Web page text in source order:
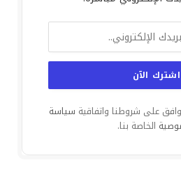
على شروطنا واتفاقية سياسة
الخاصة بنا.